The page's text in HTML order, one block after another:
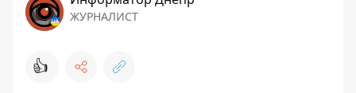
ЖУРНАЛИСТ
👍